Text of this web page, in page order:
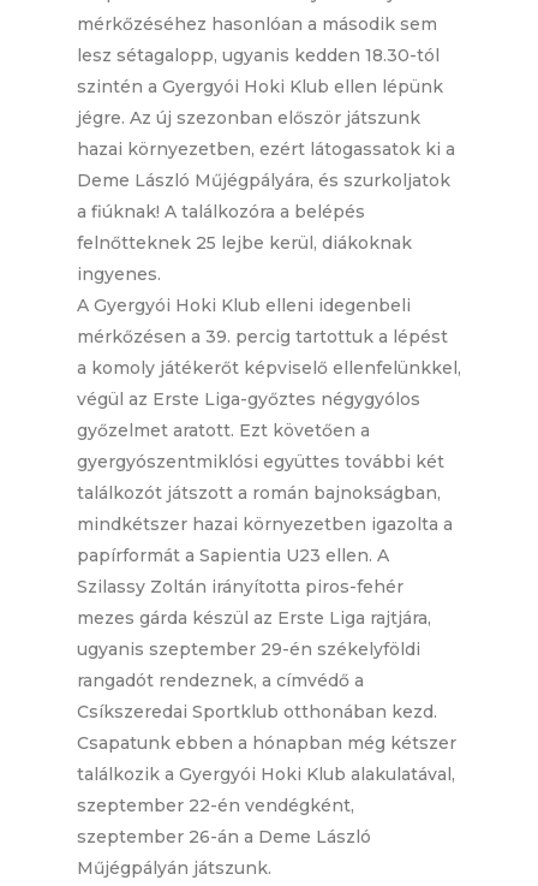
mérkőzéséhez hasonlóan a második sem
lesz sétagalopp, ugyanis kedden 18.30-tól
szintén a Gyergyói Hoki Klub ellen lépünk
jégre. Az új szezonban először játszunk
hazai környezetben, ezért látogassatok ki a
Deme László Műjégpályára, és szurkoljatok
a fiúknak! A találkozóra a belépés
felnőtteknek 25 lejbe kerül, diákoknak
ingyenes.
A Gyergyói Hoki Klub elleni idegenbeli
mérkőzésen a 39. percig tartottuk a lépést
a komoly játékerőt képviselő ellenfelünkkel,
végül az Erste Liga-győztes négygyólos
győzelmet aratott. Ezt követően a
gyergyószentmiklósi együttes további két
találkozót játszott a román bajnokságban,
mindkétszer hazai környezetben igazolta a
papírformát a Sapientia U23 ellen. A
Szilassy Zoltán irányította piros-fehér
mezes gárda készül az Erste Liga rajtjára,
ugyanis szeptember 29-én székelyföldi
rangadót rendeznek, a címvédő a
Csíkszeredai Sportklub otthonában kezd.
Csapatunk ebben a hónapban még kétszer
találkozik a Gyergyói Hoki Klub alakulatával,
szeptember 22-én vendégként,
szeptember 26-án a Deme László
Műjégpályán játszunk.